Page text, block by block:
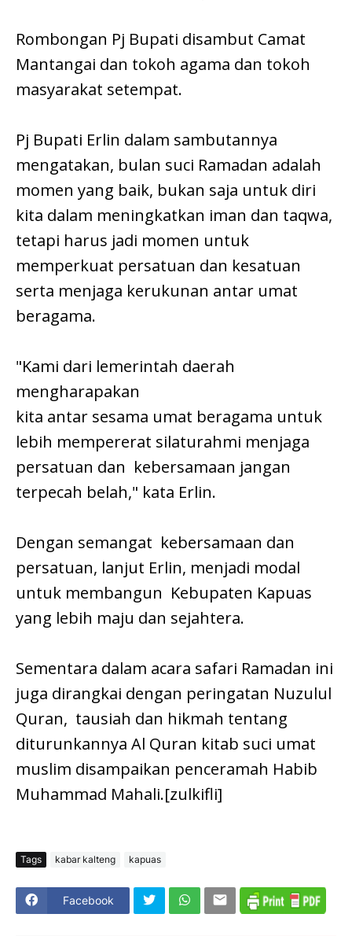
Rombongan Pj Bupati disambut Camat
Mantangai dan tokoh agama dan tokoh
masyarakat setempat.
Pj Bupati Erlin dalam sambutannya
mengatakan, bulan suci Ramadan adalah
momen yang baik, bukan saja untuk diri
kita dalam meningkatkan iman dan taqwa,
tetapi harus jadi momen untuk
memperkuat persatuan dan kesatuan
serta menjaga kerukunan antar umat
beragama.
"Kami dari lemerintah daerah
mengharapakan
kita antar sesama umat beragama untuk
lebih mempererat silaturahmi menjaga
persatuan dan kebersamaan jangan
terpecah belah," kata Erlin.
Dengan semangat kebersamaan dan
persatuan, lanjut Erlin, menjadi modal
untuk membangun Kebupaten Kapuas
yang lebih maju dan sejahtera.
Sementara dalam acara safari Ramadan ini
juga dirangkai dengan peringatan Nuzulul
Quran, tausiah dan hikmah tentang
diturunkannya Al Quran kitab suci umat
muslim disampaikan penceramah Habib
Muhammad Mahali.[zulkifli]
Tags kabar kalteng kapuas
Facebook